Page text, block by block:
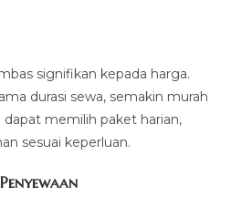
signifikan kepada harga.
durasi sewa, semakin murah
dapat memilih paket harian,
sesuai keperluan.